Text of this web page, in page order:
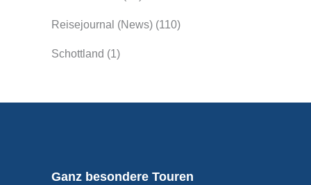
Reisejournal (News) (110)
Schottland (1)
Ganz besondere Touren